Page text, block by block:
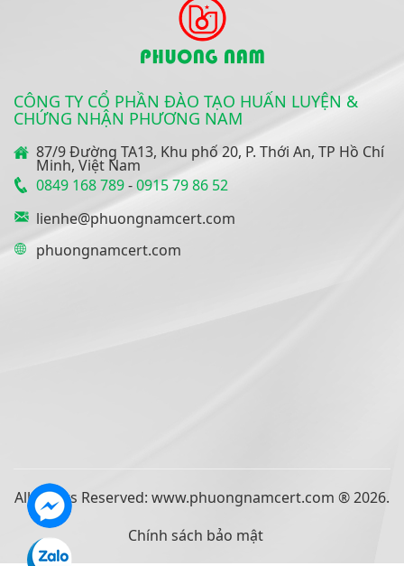
CÔNG TY CỔ PHẦN ĐÀO TẠO HUẤN LUYỆN &
CHỨNG NHẬN PHƯƠNG NAM
87/9 Đường TA13, Khu phố 20, P. Thới An, TP Hồ Chí
Minh, Việt Nam
0849 168 789-0915 79 86 52
lienhe@phuongnamcert.com
phuongnamcert.com
All Rights Reserved: www.phuongnamcert.com ® 2026.
Chính sách bảo mật